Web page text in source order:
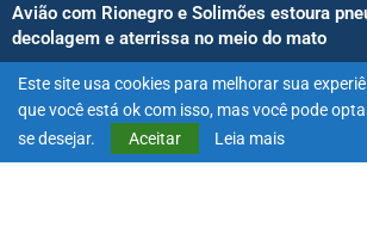
Avião com Rionegro e Solimões estoura
decolagem e aterrissa no meio do mato
Senado aprova proibição de atletas e
anúncios de bets
Este site usa cookies para melhorar sua
que você está ok com isso, mas você pode
se desejar.
Aceitar Leia mais